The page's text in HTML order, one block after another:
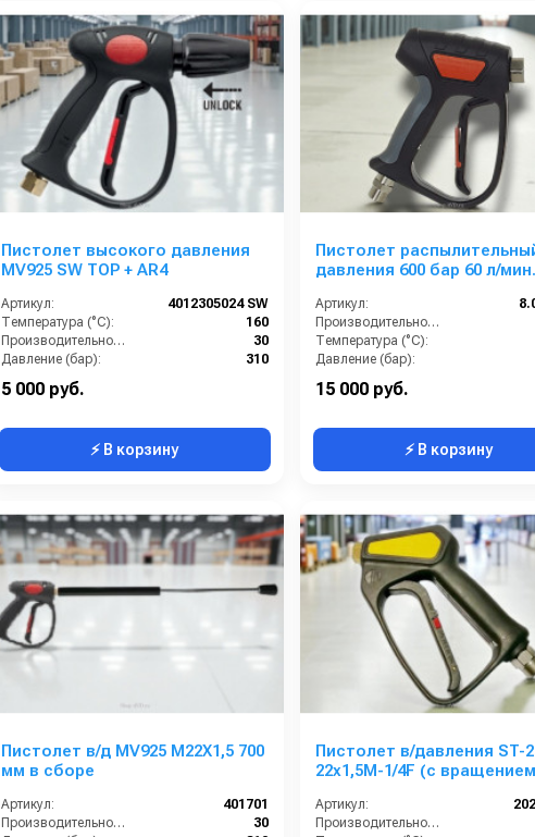
Пистолет высокого давления
MV925 SW TOP + AR4
Артикул:
4012305024 SW
Температура (°C):
160
Производительность (л/мин):
30
Давление (бар):
310
5 000 руб.
⚡ В корзину
Пистолет
давления 600 бар 60 л/мин
Артикул:
Производительность (л/мин):
Температура (°C):
Давление (бар):
15 000 руб.
⚡ В корзину
Пистолет в/д MV925 M22X1,5 700
мм в сборе
Артикул:
401701
Производительность (л/мин):
30
Пистолет в/давления ST-
22х1,5М-1/4F (с
Артикул:
Производительность (л/мин):